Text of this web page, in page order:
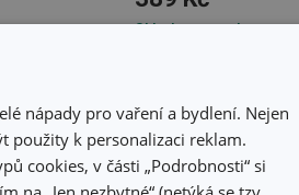
Skladem v e-shopu
Do košíku
nápady pro vaření a bydlení. Nejen
použity k personalizaci reklam.
cookies, v části „Podrobnosti“ si